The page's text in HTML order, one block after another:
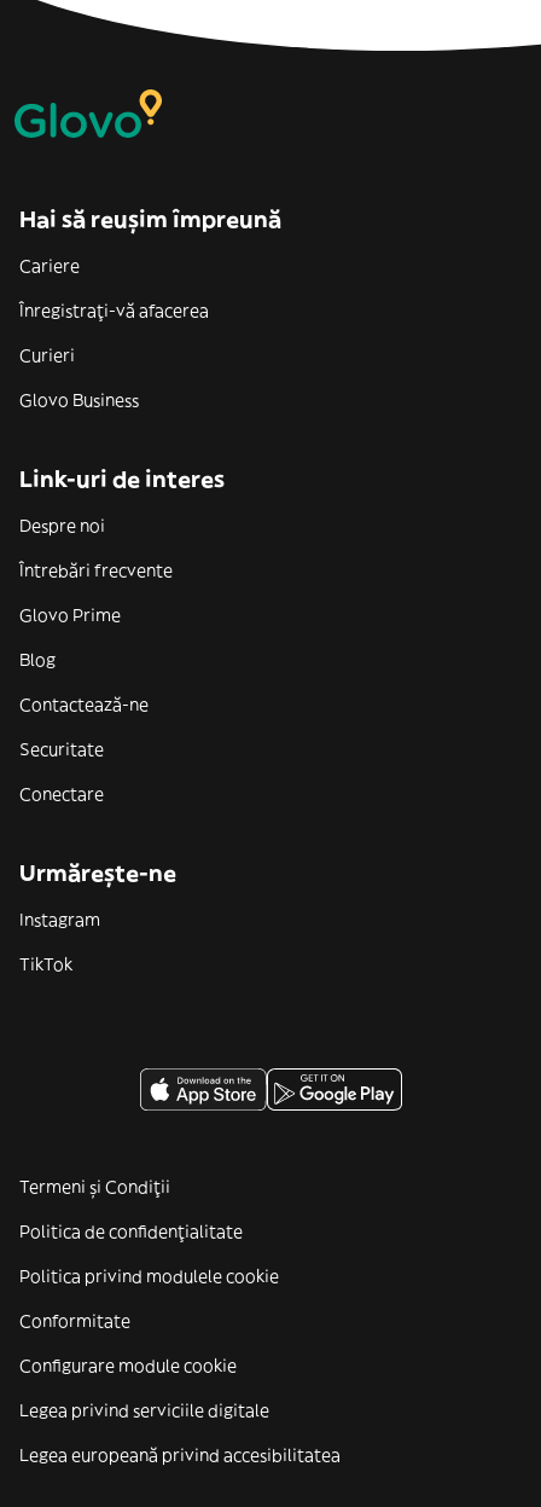
Hai să reușim împreună
Cariere
Înregistrați-vă afacerea
Curieri
Glovo Business
Link-uri de interes
Despre noi
Întrebări frecvente
Glovo Prime
Blog
Contactează-ne
Securitate
Conectare
Urmărește-ne
Instagram
TikTok
Termeni și Condiții
Politica de confidenţialitate
Politica privind modulele cookie
Conformitate
Configurare module cookie
Legea privind serviciile digitale
Legea europeană privind accesibilitatea